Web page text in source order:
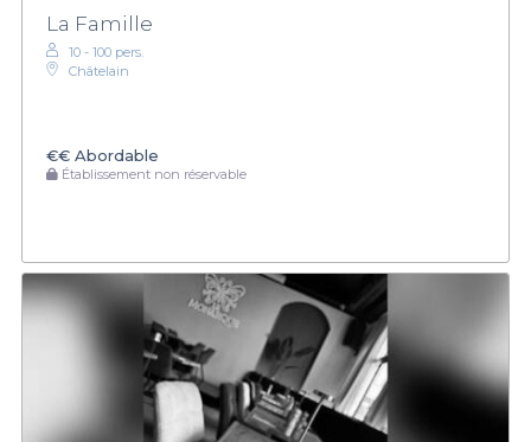
La Famille
10 - 100 pers.
Châtelain
€€ Abordable
Établissement non réservable